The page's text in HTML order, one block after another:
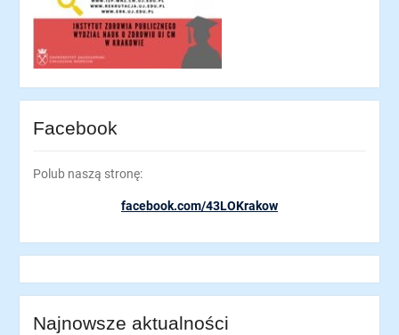
Facebook
Polub naszą stronę:
facebook.com/43LOKrakow
Najnowsze aktualności